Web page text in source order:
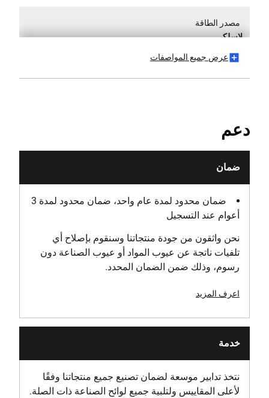
مصدر الطاقة
لاسلكي
60
وزن المنتج [كجم]
الجهد [فولت]
عرض جميع المواصفات
دعم
ضمان
ضمان محدود لمدة عام واحد، ضمان محدود لمدة 3
أعوام عند التسجيل
نحن واثقون من جودة منتجاتنا وسنقوم بإصلاح أي
تلفيات ناتجة عن عيوب المواد أو عيوب الصناعة دون
رسوم، وذلك ضمن الضمان المحدد.
اعرف المزيد
خدمة
نتخذ تدابير موسعة لضمان تصنيع جميع منتجاتنا وفقًا
لأعلى المقاييس ولتلبية جميع لوائح الصناعة ذات الصلة.